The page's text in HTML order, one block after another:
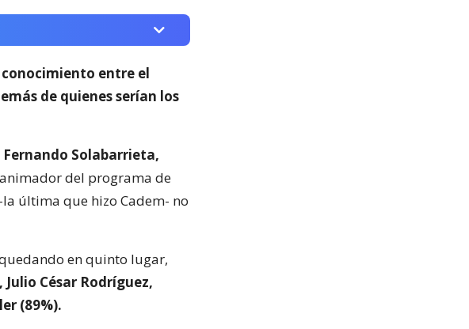
entre el
de quienes serían los
Fernando Solabarrieta,
del programa de
última que hizo Cadem- no
en quinto lugar,
César Rodríguez,
(89%).